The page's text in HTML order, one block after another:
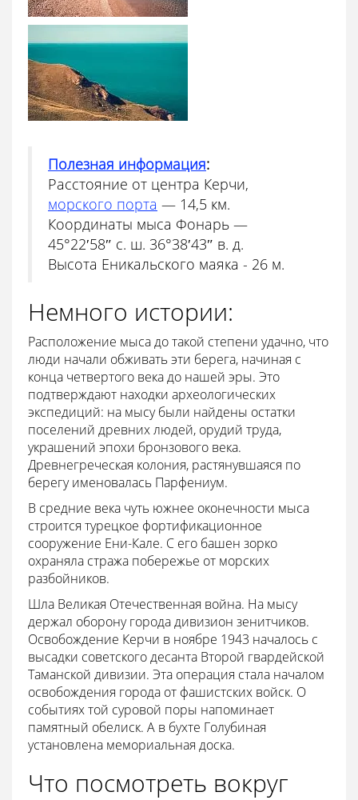
Полезная информация:
Расстояние от центра Керчи,
морского порта — 14,5 км.
Координаты мыса Фонарь —
45°22′58″ с. ш. 36°38′43″ в. д.
Высота Еникальского маяка - 26 м.
Немного истории:
Расположение мыса до такой степени удачно, что
люди начали обживать эти берега, начиная с
конца четвертого века до нашей эры. Это
подтверждают находки археологических
экспедиций: на мысу были найдены остатки
поселений древних людей, орудий труда,
украшений эпохи бронзового века.
Древнегреческая колония, растянувшаяся по
берегу именовалась Парфениум.
В средние века чуть южнее оконечности мыса
строится турецкое фортификационное
сооружение Ени-Кале. С его башен зорко
охраняла стража побережье от морских
разбойников.
Шла Великая Отечественная война. На мысу
держал оборону города дивизион зенитчиков.
Освобождение Керчи в ноябре 1943 началось с
высадки советского десанта Второй гвардейской
Таманской дивизии. Эта операция стала началом
освобождения города от фашистских войск. О
событиях той суровой поры напоминает
памятный обелиск. А в бухте Голубиная
установлена мемориальная доска.
Что посмотреть вокруг